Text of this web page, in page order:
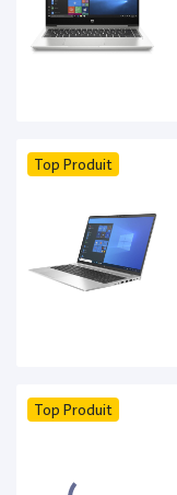
Top Produit
Top Produit